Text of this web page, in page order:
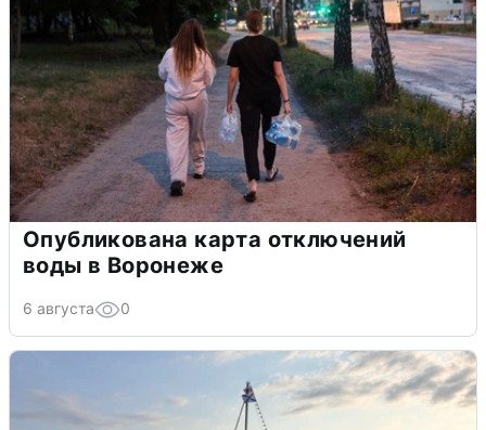
Опубликована карта отключений
воды в Воронеже
6 августа 0